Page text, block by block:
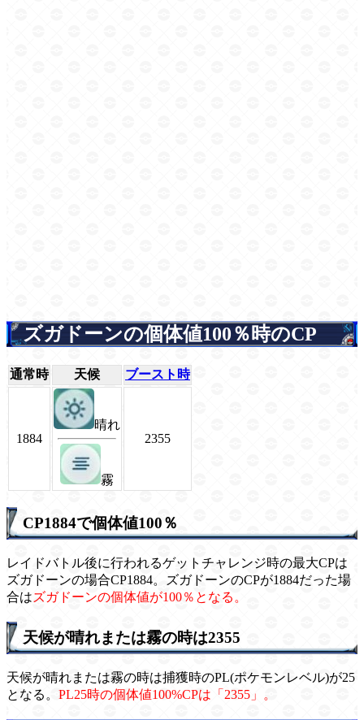
ズガドーンの個体値100％時のCP
通常時 天候 ブースト時
1884
晴れ
霧
2355
CP1884で個体値100％
レイドバトル後に行われるゲットチャレンジ時の最大CPは
ズガドーンの場合CP1884。ズガドーンのCPが1884だった場
合はズガドーンの個体値が100％となる。
天候が晴れまたは霧の時は2355
天候が晴れまたは霧の時は捕獲時のPL(ポケモンレベル)が25
となる。 PL25時の個体値100%CPは「2355」。